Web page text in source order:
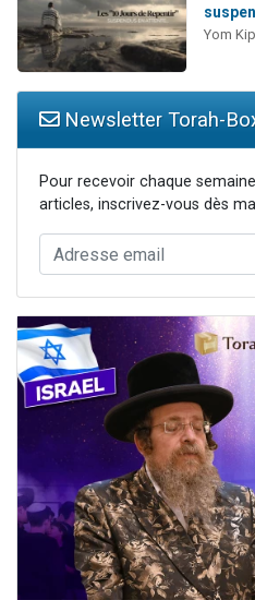
Yom
Newsletter Torah-
Pour recevoir chaque
articles, inscrivez-vous dès